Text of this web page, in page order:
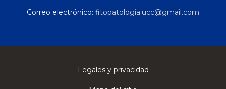
Correo electrónico: fitopatologia.ucc@gmail.com
Legales y privacidad